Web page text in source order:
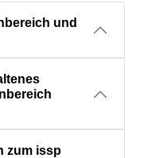
und
zum issp